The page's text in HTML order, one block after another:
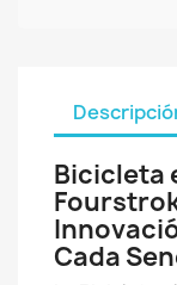
Bicicleta
Cada